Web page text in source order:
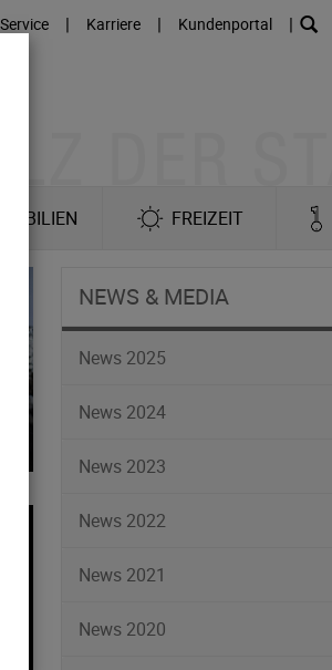
Service | Karriere | Kundenportal |
FREIZEIT
NEWS & MEDIA
News 2025
News 2024
News 2023
News 2022
News 2021
News 2020